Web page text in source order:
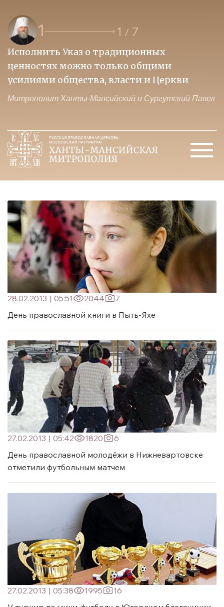
1 1 / 7
Исполнить Указ о традиционных
ценностях можно только общими
усилиями общества, власти и Церкви
Митрополит Ханты-Мансийский и Сургутский Павел
28.02.2013 | 05:51 2044
7
День православной книги в Пыть-Яхе
27.02.2013 | 05:42 1820
6
День православной молодёжи в Нижневартовске
отметили футбольным матчем
27.02.2013 | 05:38 1995
16